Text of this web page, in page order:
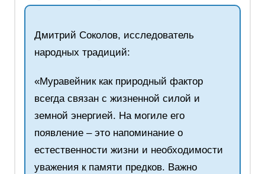
Дмитрий Соколов, исследователь
народных традиций:
«Муравейник как природный фактор
всегда связан с жизненной силой и
земной энергией. На могиле его
появление – это напоминание о
естественности жизни и необходимости
уважения к памяти предков. Важно